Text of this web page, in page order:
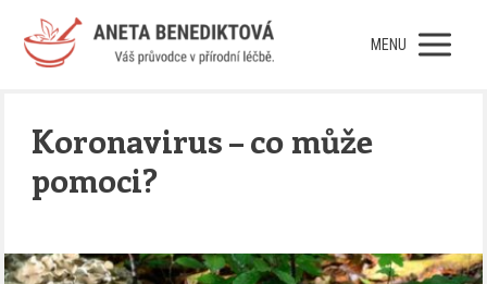
MENU
Koronavirus – co může
pomoci?